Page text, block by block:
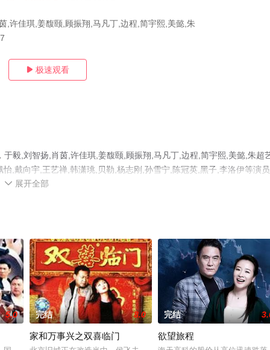
,许佳琪,姜馥颐,顾振翔,马凡丁,边程,简宇熙,美懿,朱
 极速观看
毅,刘智扬,肖茵,许佳琪,姜馥颐,顾振翔,马凡丁,边程,简宇熙,美懿,朱超
,戴向宇,王艺禅,韩潇珧,贝勒,杨志刚,孙雪宁,陈冠英,黑子,李洛伊等演
免费观看高清未删减完整版电视剧全集就上天堂电影网，更多相关信
 展开全部
5.0 完结 8.0
家和万事兴之双喜临门
完结
欲望旅程